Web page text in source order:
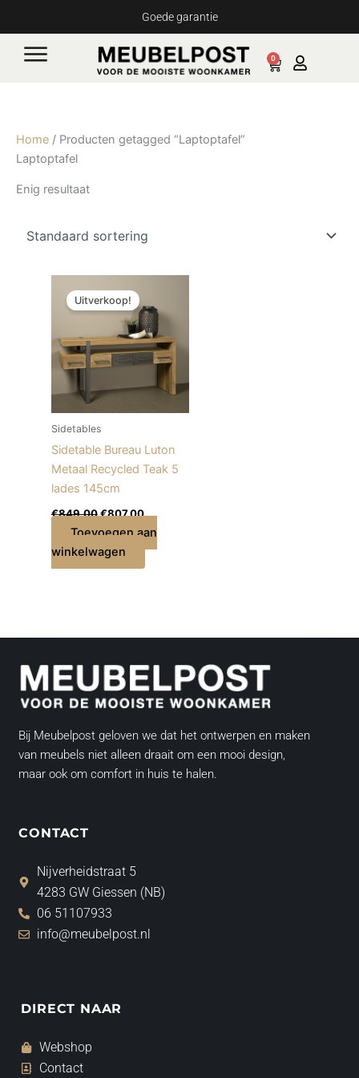
inhoud
Goede garantie
0
Cart
Home / Producten getagged “Laptoptafel”
Laptoptafel
Enig resultaat
Uitverkoop!
Sidetables
Sidetable Bureau Luton
Metaal Recycled Teak 5
lades 145cm
€849,00
prijs
was:
€849,00.
€807,00
is:
€807,00.
Toevoegen aan
winkelwagen
Bij Meubelpost geloven we dat het ontwerpen en maken
van meubels niet alleen draait om een mooi design,
maar ook om comfort in huis te halen.
CONTACT
Nijverheidstraat 5
4283 GW Giessen (NB)
06 51107933
info@meubelpost.nl
DIRECT NAAR
Webshop
Contact